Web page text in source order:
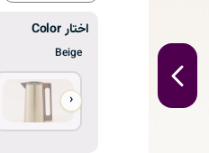
اختار Color
Beige
‹